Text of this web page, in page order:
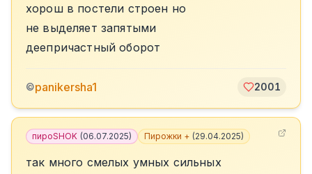
хорош в постели строен но
не выделяет запятыми
деепричастный оборот
©panikersha1 2001
пироSHOK (06.07.2025) Пирожки + (29.04.2025)
так много смелых умных сильных